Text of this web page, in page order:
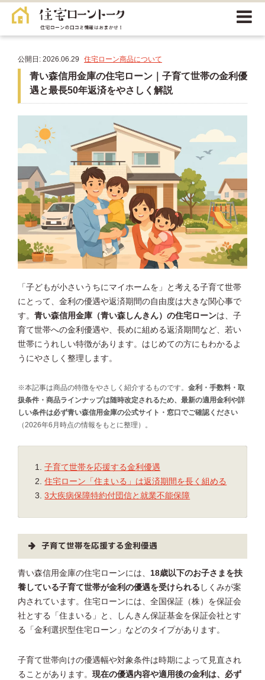
公開日: 2026.06.29 住宅ローン商品について
青い森信用金庫の住宅ローン｜子育て世帯の金利優
遇と最長50年返済をやさしく解説
「子どもが小さいうちにマイホームを」と考える子育て世帯
にとって、金利の優遇や返済期間の自由度は大きな関心事で
す。 青い森信用金庫（青い森しんきん）の住宅ローンは、子
育て世帯への金利優遇や、長めに組める返済期間など、若い
世帯にうれしい特徴があります。はじめての方にもわかるよ
うにやさしく整理します。
※本記事は商品の特徴をやさしく紹介するものです。 金利・手数料・取
扱条件・商品ラインナップは随時改定されるため、最新の適用金利や詳
しい条件は必ず青い森信用金庫の公式サイト・窓口でご確認ください
（2026年6月時点の情報をもとに整理）。
子育て世帯を応援する金利優遇
住宅ローン「住まいる」は返済期間を長く組める
3大疾病保障特約付団信と就業不能保障
子育て世帯を応援する金利優遇
青い森信用金庫の住宅ローンには、 18歳以下のお子さまを扶
養している子育て世帯が金利の優遇を受けられる しくみが案
内されています。住宅ローンには、全国保証（株）を保証会
社とする「住まいる」と、しんきん保証基金を保証会社とす
る「金利選択型住宅ローン」などのタイプがあります。
子育て世帯向けの優遇幅や対象条件は時期によって見直され
ることがあります。 現在の優遇内容や適用後の金利は、必ず